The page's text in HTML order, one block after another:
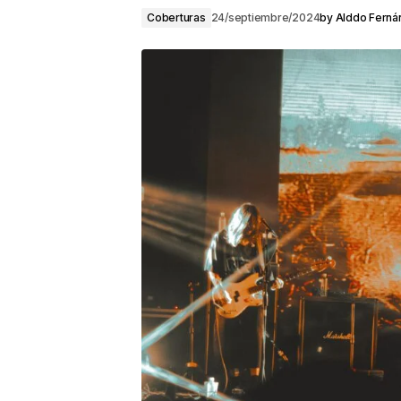
Coberturas 24/septiembre/2024by Alddo